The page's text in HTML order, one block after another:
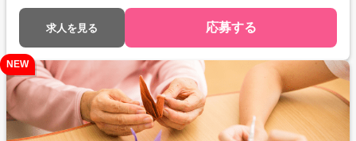
求人を見る 応募する
NEW